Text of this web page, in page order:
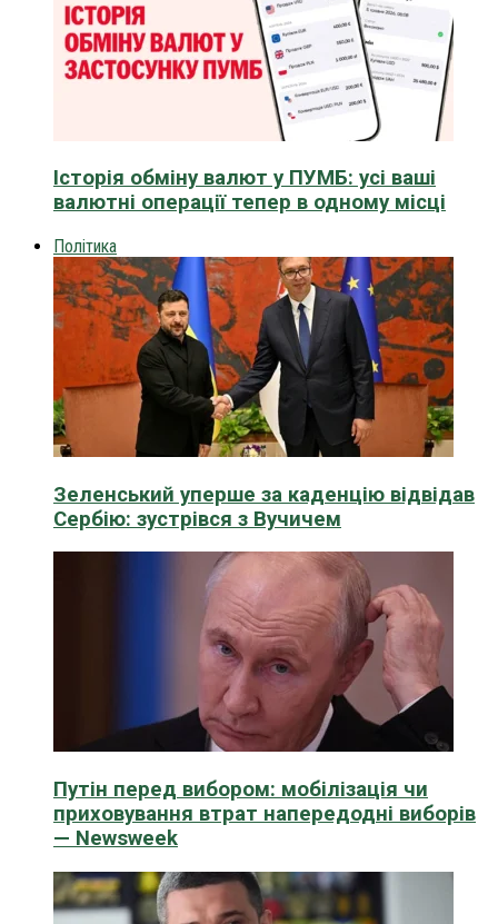
Історія обміну валют у ПУМБ: усі ваші
валютні операції тепер в одному місці
Політика
Зеленський уперше за каденцію відвідав
Сербію: зустрівся з Вучичем
Путін перед вибором: мобілізація чи
приховування втрат напередодні виборів
— Newsweek